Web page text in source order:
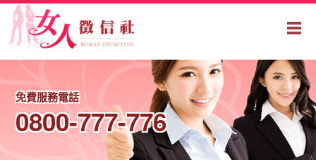
免費服務電話
0800-777-776